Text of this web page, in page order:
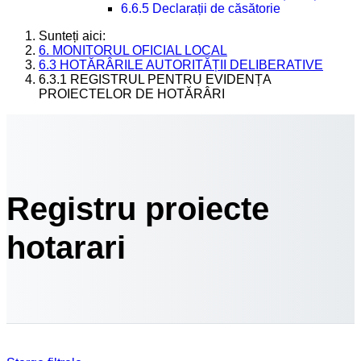
6.6.5 Declarații de căsătorie
Sunteți aici:
6. MONITORUL OFICIAL LOCAL
6.3 HOTĂRÂRILE AUTORITĂȚII DELIBERATIVE
6.3.1 REGISTRUL PENTRU EVIDENȚA
PROIECTELOR DE HOTĂRÂRI
Registru proiecte
hotarari